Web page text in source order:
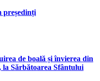
președinți
de boală și învierea din
Sărbătoarea Sfântului